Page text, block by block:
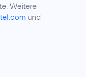
Weitere
und